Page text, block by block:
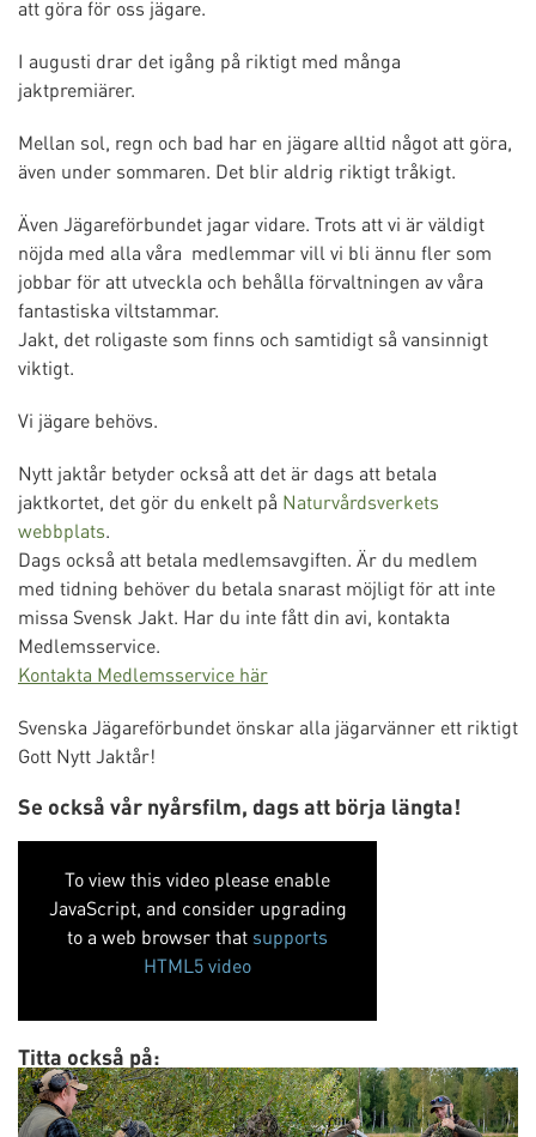
att göra för oss jägare.
I augusti drar det igång på riktigt med många
jaktpremiärer.
Mellan sol, regn och bad har en jägare alltid något att göra,
även under sommaren. Det blir aldrig riktigt tråkigt.
Även Jägareförbundet jagar vidare. Trots att vi är väldigt
nöjda med alla våra medlemmar vill vi bli ännu fler som
jobbar för att utveckla och behålla förvaltningen av våra
fantastiska viltstammar.
Jakt, det roligaste som finns och samtidigt så vansinnigt
viktigt.
Vi jägare behövs.
Nytt jaktår betyder också att det är dags att betala
jaktkortet, det gör du enkelt på Naturvårdsverkets
webbplats.
Dags också att betala medlemsavgiften. Är du medlem
med tidning behöver du betala snarast möjligt för att inte
missa Svensk Jakt. Har du inte fått din avi, kontakta
Medlemsservice.
Kontakta Medlemsservice här
Svenska Jägareförbundet önskar alla jägarvänner ett riktigt
Gott Nytt Jaktår!
Se också vår nyårsfilm, dags att börja längta!
To view this video please enable
JavaScript, and consider upgrading
to a web browser that supports
HTML5 video
Titta också på: